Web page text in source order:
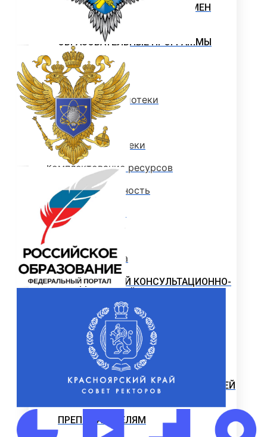
ДЕМОНСТРАЦИОННЫЙ ЭКЗАМЕН
АДАПТИРОВАННЫЕ
ОБРАЗОВАТЕЛЬНЫЕ ПРОГРАММЫ
БИБЛИОТЕКА
Документы библиотеки
Читателю
Ресурсы библиотеки
Комплектование ресурсов
Книгообеспеченность
Преподавателям
Наукометрия
Доступная среда
ЮРИДИЧЕСКИЙ КОНСУЛЬТАЦИОННО-
ЭЛЕКТРОННО-БИБЛИОТЕЧНАЯ
СИСТЕМА СИБУП
ФЕДЕРАЛЬНАЯ ПРОГРАММА
«ОБУЧЕНИЕ СЛУЖЕНИЕМ»
МЕРЫ ПОДДЕРЖКИ МОЛОДЫХ СЕМЕЙ
«ЕДИНОЕ ОКНО»
ПРЕПОДАВАТЕЛЯМ